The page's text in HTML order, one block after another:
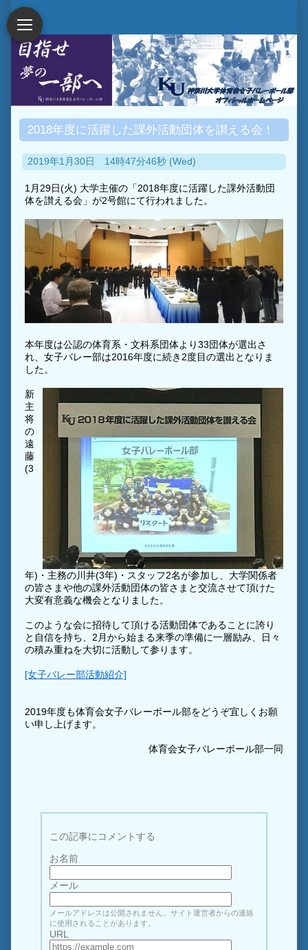
2018年度に活躍した課外活動団体を讃える会！
2019年1月30日 14時47分46秒 (Wed)
1月29日(火) 大学主催の「2018年度に活躍した課外活動団
体を讃える会」が2号館にて行われました。
本年度は公認の体育系・文科系団体より33団体が選出さ
れ、女子バレー部は2016年度に続き2度目の選出となりま
した。
新
主
将
の
遠
藤
(3
年)・主務の川井(3年)・スタッフ2名が参加し、大学関係者
の皆さまや他の課外活動団体の皆さまと交流させて頂けた
大変有意義な機会となりました。
このような会に招待して頂ける活動団体であることに誇り
と自信を持ち、2月から始まる来季の準備に一層励み、日々
の積み重ねを大切に活動して参ります。
[女子バレー部活動紹介]
2019年度も体育会女子バレーボール部をどうぞ宜しくお願
い申し上げます。
体育会女子バレーボール部一同
この記事にコメントする
お名前
メール
メールアドレスは公開されません。サイト運営者からの連絡
に使用されることがあります。
URL